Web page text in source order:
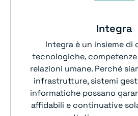
Integra
Integra è un insieme di
tecnologiche,
relazioni umane. Perché
infrastrutture, sistemi
informatiche possano
affidabili e continuative